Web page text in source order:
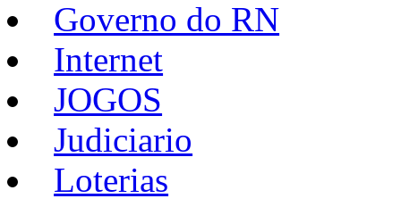
Governo do RN
Internet
JOGOS
Judiciario
Loterias